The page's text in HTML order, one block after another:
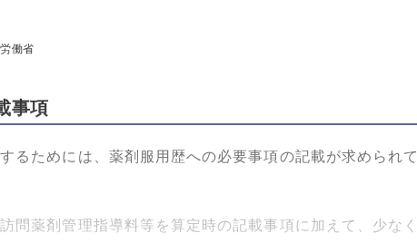
働省
事項
るためには、薬剤服用歴への必要事項の記載が求められて
問薬剤管理指導料等を算定時の記載事項に加えて、少なく